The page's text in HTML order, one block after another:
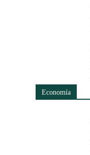
Economía